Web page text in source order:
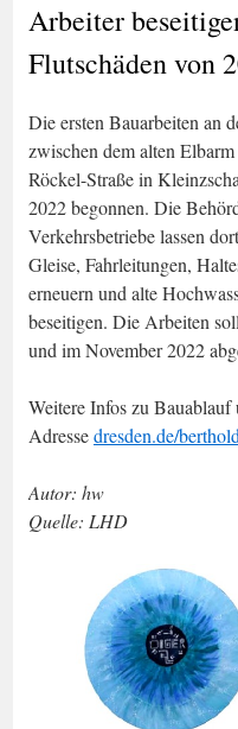
Arbeiter
Flutschäden von
Die ersten Bauarbeiten an
zwischen dem alten
Röckel-Straße in
2022 begonnen. Die
Verkehrsbetriebe lassen
Gleise, Fahrleitungen,
erneuern und alte
beseitigen. Die Arbeiten
und im November 2022
Weitere Infos zu
Adressedresden.de/
Autor: hw
Quelle: LHD